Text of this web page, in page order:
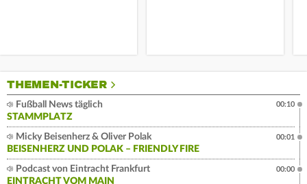
THEMEN-TICKER
Fußball News täglich
STAMMPLATZ
00:10
Micky Beisenherz & Oliver Polak
BEISENHERZ UND POLAK – FRIENDLY FIRE
00:01
Podcast von Eintracht Frankfurt
EINTRACHT VOM MAIN
00:00